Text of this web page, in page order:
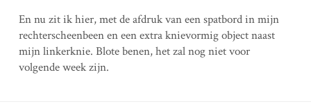
En nu zit ik hier, met de afdruk van een spatbord in mijn
rechterscheenbeen en een extra knievormig object naast
mijn linkerknie. Blote benen, het zal nog niet voor
volgende week zijn.